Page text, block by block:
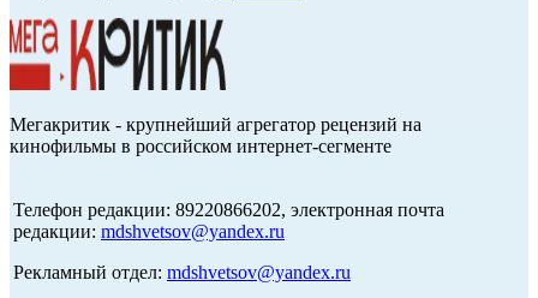
Мегакритик - крупнейший агрегатор рецензий на
кинофильмы в российском интернет-сегменте
Телефон редакции: 89220866202, электронная почта
редакции: mdshvetsov@yandex.ru
Рекламный отдел: mdshvetsov@yandex.ru